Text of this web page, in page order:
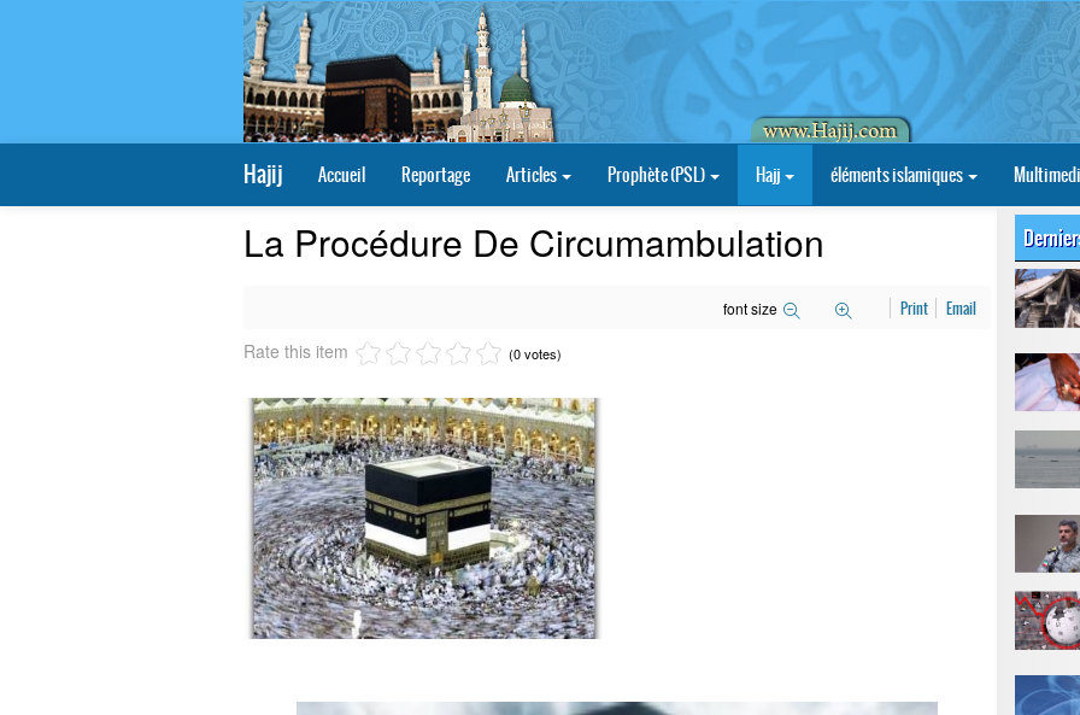
Hajij Accueil Reportage Articles Prophète (PSL) Hajj éléments islamiques
La Procédure De Circumambulation
font size Print Email
Rate this item (0 votes)